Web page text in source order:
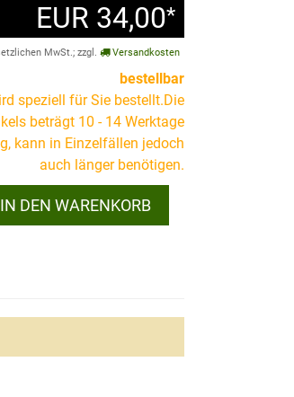
EUR 34,00*
MwSt.; zzgl. Versandkosten
bestellbar
speziell für Sie bestellt.Die
beträgt 10 - 14 Werktage
kann in Einzelfällen jedoch
auch länger benötigen.
IN DEN WARENKORB